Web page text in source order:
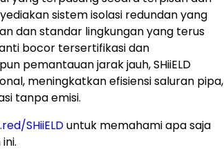
sistem isolasi redundan yang
dan standar lingkungan yang terus
bocor tersertifikasi dan
pemantauan jarak jauh, SHiiELD
meningkatkan efisiensi saluran pipa,
tanpa emisi.
SHiiELDuntuk memahami apa saja